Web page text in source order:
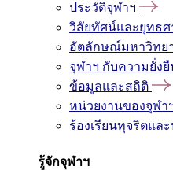
ประวัติจุฬาฯ
วิสัยทัศน์และยุทธศ
อัตลักษณ์มหาวิทย
จุฬาฯ กับความยั่ง
ข้อมูลและสถิติ
หน่วยงานของจุฬา
ร้องเรียนทุจริตแล
รู้จักจุฬาฯ